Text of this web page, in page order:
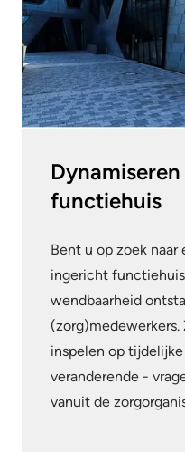
functiehuis
Bent u op zoek naar
ingericht
wendbaarheid
inspelen op
veranderende -
vanuit de